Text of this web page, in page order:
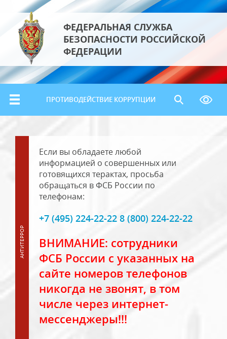
ФЕДЕРАЛЬНАЯ СЛУЖБА
БЕЗОПАСНОСТИ РОССИЙСКОЙ
ФЕДЕРАЦИИ
ПРОТИВОДЕЙСТВИЕ КОРРУПЦИИ
Если вы обладаете любой
информацией о совершенных или
готовящихся терактах, просьба
обращаться в ФСБ России по
телефонам:
+7 (495) 224-22-22 8 (800) 224-22-22
ВНИМАНИЕ: сотрудники
ФСБ России с указанных на
сайте номеров телефонов
никогда не звонят, в том
числе через интернет-
мессенджеры!!!